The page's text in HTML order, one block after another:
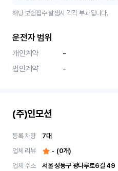
해당 보험접수 발생시 각각 부과됩니다.
운전자 범위
개인계약
-
법인계약
-
(주)인모션
등록 차량 7대
업체 리뷰
- (0개)
업체 주소